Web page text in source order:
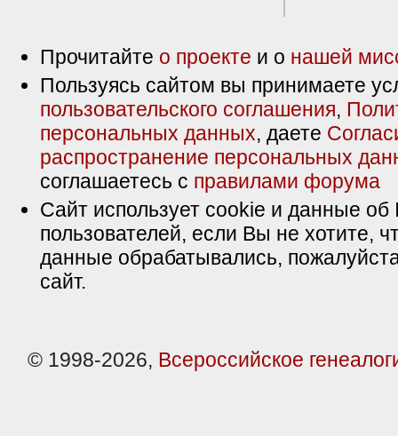
Прочитайте о проекте и о нашей
Пользуясь сайтом вы принимаете
пользовательского соглашения,
персональных данных, даете
распространение персональных
соглашаетесь с правилами форума
Сайт использует cookie и данные об
пользователей, если Вы не хотите,
данные обрабатывались,
сайт.
© 1998-2026, Всероссийское